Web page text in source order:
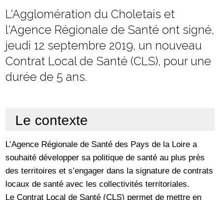
L'Agglomération du Choletais et
l'Agence Régionale de Santé ont signé,
jeudi 12 septembre 2019, un nouveau
Contrat Local de Santé (CLS), pour une
durée de 5 ans.
Le contexte
L’Agence Régionale de Santé des Pays de la Loire a
souhaité développer sa politique de santé au plus près
des territoires et s’engager dans la signature de contrats
locaux de santé avec les collectivités territoriales.
Le Contrat Local de Santé (CLS) permet de mettre en